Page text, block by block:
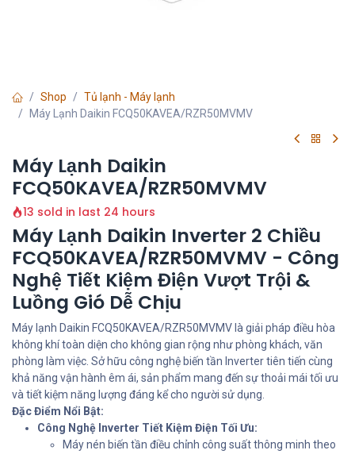
Shop
Tủ lạnh - Máy lạnh
Máy Lạnh Daikin FCQ50KAVEA/RZR50MVMV
Máy Lạnh Daikin
FCQ50KAVEA/RZR50MVMV
13 sold in last 24 hours
Máy Lạnh Daikin Inverter 2 Chiều
FCQ50KAVEA/RZR50MVMV - Công
Nghệ Tiết Kiệm Điện Vượt Trội &
Luồng Gió Dễ Chịu
Máy lạnh Daikin FCQ50KAVEA/RZR50MVMV là giải pháp điều hòa
không khí toàn diện cho không gian rộng như phòng khách, văn
phòng làm việc. Sở hữu công nghệ biến tần Inverter tiên tiến cùng
khả năng vận hành êm ái, sản phẩm mang đến sự thoải mái tối ưu
và tiết kiệm năng lượng đáng kể cho người sử dụng.
Đặc Điểm Nổi Bật:
Công Nghệ Inverter Tiết Kiệm Điện Tối Ưu:
Máy nén biến tần điều chỉnh công suất thông minh theo